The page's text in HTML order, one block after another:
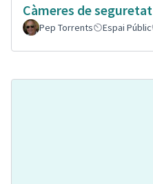
Càmeres de seguretat
Pep Torrents
Espai Públic